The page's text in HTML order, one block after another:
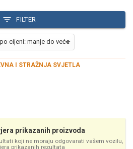
FILTER
I STRAŽNJA SVJETLA
prikazanih proizvoda
koji ne moraju odgovarati vašem vozilu,
prikazanih rezultata